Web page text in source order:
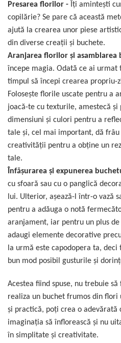
Presarea florilor - Îți amintești
copilărie? Se pare că această
ajută la crearea unor piese
din diverse creații și buchete.
Aranjarea florilor şi asamblarea
începe magia. Odată ce ai urmat
timpul să începi crearea propriu-
Folosește florile uscate pentru a
joacă-te cu texturile, amestecă
dimensiuni și culori pentru a
tale şi, cel mai important, dă
creativităţii pentru a obţine un
tale.
Înfăşurarea şi expunerea
cu sfoară sau cu o panglică
lui. Ulterior, așează-l într-o vază
pentru a adăuga o notă
aranjament, iar pentru un plus
adaugi elemente decorative
la urmă este capodopera ta,
bun mod posibil gusturile şi
Acestea fiind spuse, nu trebuie
realiza un buchet frumos din flori
și practică, poţi crea o adevărată
imaginația să înflorească şi nu
în simplitate şi creativitate.